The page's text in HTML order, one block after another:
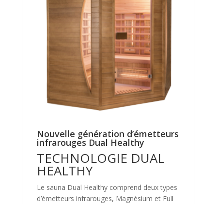
Nouvelle génération d’émetteurs
infrarouges Dual Healthy
TECHNOLOGIE DUAL
HEALTHY
Le sauna Dual Healthy comprend deux types
d’émetteurs infrarouges, Magnésium et Full